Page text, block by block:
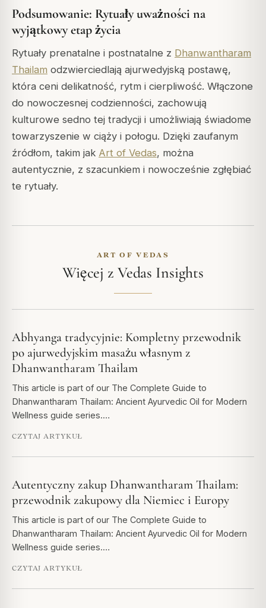
Podsumowanie: Rytuały uważności na
wyjątkowy etap życia
Rytuały prenatalne i postnatalne z Dhanwantharam
Thailam odzwierciedlają ajurwedyjską postawę,
która ceni delikatność, rytm i cierpliwość. Włączone
do nowoczesnej codzienności, zachowują
kulturowe sedno tej tradycji i umożliwiają świadome
towarzyszenie w ciąży i połogu. Dzięki zaufanym
źródłom, takim jak Art of Vedas, można
autentycznie, z szacunkiem i nowocześnie zgłębiać
te rytuały.
ART OF VEDAS
Więcej z Vedas Insights
Abhyanga tradycyjnie: Kompletny przewodnik
po ajurwedyjskim masażu własnym z
Dhanwantharam Thailam
This article is part of our The Complete Guide to
Dhanwantharam Thailam: Ancient Ayurvedic Oil for Modern
Wellness guide series.…
CZYTAJ ARTYKUŁ
Autentyczny zakup Dhanwantharam Thailam:
przewodnik zakupowy dla Niemiec i Europy
This article is part of our The Complete Guide to
Dhanwantharam Thailam: Ancient Ayurvedic Oil for Modern
Wellness guide series.…
CZYTAJ ARTYKUŁ